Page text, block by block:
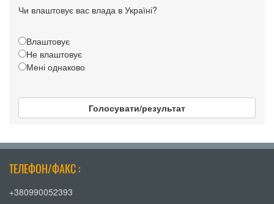
Чи влаштовує вас влада в Україні?
Влаштовує
Не влаштовує
Мені однаково
Голосувати/результат
ТЕЛЕФОН/ФАКС :
+380990052393